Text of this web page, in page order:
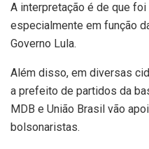
A interpretação é de que
especialmente em função
Governo Lula.
Além disso, em diversas
a prefeito de partidos da
MDB e União Brasil vão
bolsonaristas.